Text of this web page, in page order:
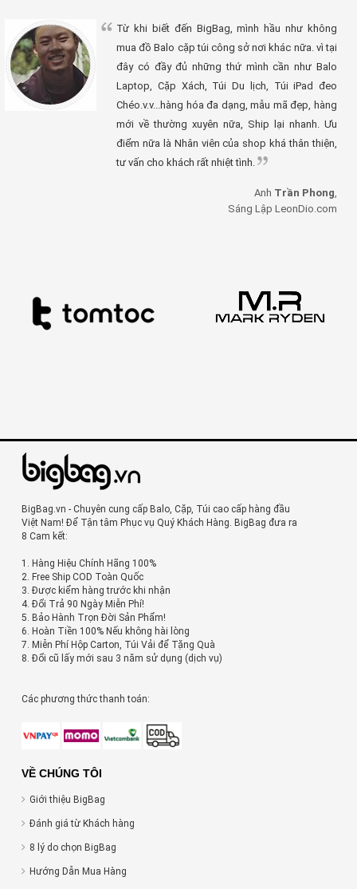
Từ khi biết đến BigBag, mình hầu như không
mua đồ Balo cặp túi công sở nơi khác nữa. vì tại
đây có đầy đủ những thứ mình cần như Balo
Laptop, Cặp Xách, Túi Du lịch, Túi iPad đeo
Chéo.v.v...hàng hóa đa dạng, mẫu mã đẹp, hàng
mới về thường xuyên nữa, Ship lại nhanh. Ưu
điểm nữa là Nhân viên của shop khá thân thiện,
tư vấn cho khách rất nhiệt tình.
Anh Trần Phong,
Sáng Lập LeonDio.com
BigBag.vn - Chuyên cung cấp Balo, Cặp, Túi cao cấp hàng đầu
Việt Nam! Để Tận tâm Phục vụ Quý Khách Hàng. BigBag đưa ra
8 Cam kết:
1. Hàng Hiệu Chính Hãng 100%
2. Free Ship COD Toàn Quốc
3. Được kiểm hàng trước khi nhận
4. Đổi Trả 90 Ngày Miễn Phí!
5. Bảo Hành Trọn Đời Sản Phẩm!
6. Hoàn Tiền 100% Nếu không hài lòng
7. Miễn Phí Hộp Carton, Túi Vải để Tặng Quà
8. Đổi cũ lấy mới sau 3 năm sử dụng (dịch vụ)
Các phương thức thanh toán:
VỀ CHÚNG TÔI
Giới thiệu BigBag
Đánh giá từ Khách hàng
8 lý do chọn BigBag
Hướng Dẫn Mua Hàng